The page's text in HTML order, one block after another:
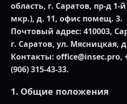
область, г. Саратов, пр-д
мкр.), д. 11, офис помещ. 3.
Почтовый адрес: 410003,
г. Саратов, ул. Мясницкая,
Контакты: office@insec.pro,
(906) 315-43-33.
1. Общие положения